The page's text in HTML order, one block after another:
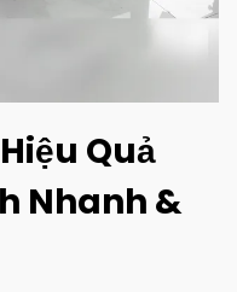
Quả
Nhanh &